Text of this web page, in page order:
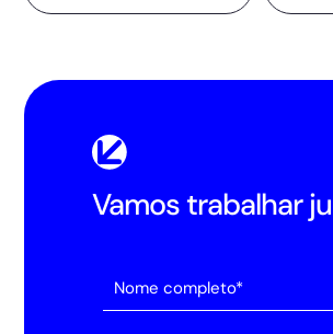
Vamos trabalhar